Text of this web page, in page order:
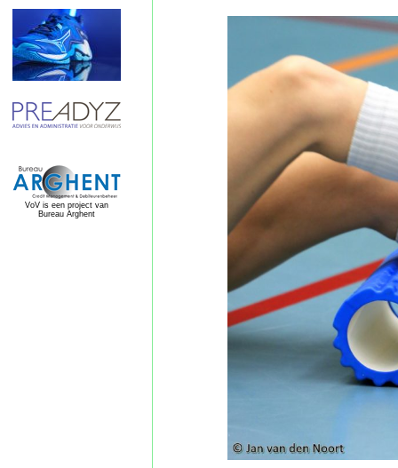
VoV is een project van
Bureau Arghent